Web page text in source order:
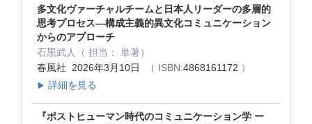
多文化ヴァーチャルチームと日本人リーダーの多層的
思考プロセス―構成主義的異文化コミュニケーション
からのアプローチ
石黒武人（ 担当： 単著）
春風社 2026年3月10日
（ ISBN:4868161172 ）
▶ 詳細を見る
『ポストヒューマン時代のコミュニケーション学 ー